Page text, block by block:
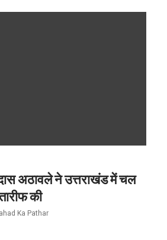
अठावले ने उत्तराखंड में चल
की
Ka Pathar